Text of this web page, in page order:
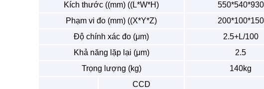
Kích thước ((mm) ((L*W*H)
550*540*930
Phạm vi đo (mm) ((X*Y*Z)
200*100*150
Độ chính xác đo (μm)
2.5+L/100
Khả năng lặp lại (μm)
2.5
Trọng lượng (kg)
140kg
CCD